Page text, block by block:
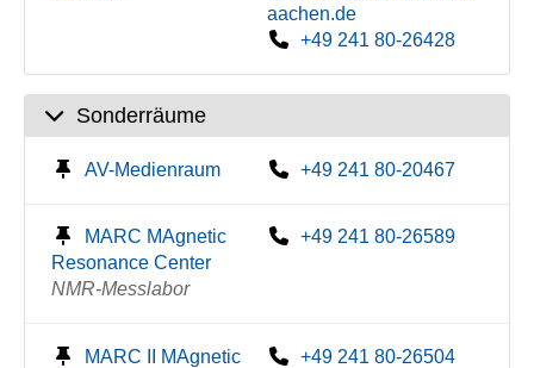
aachen.de
+49 241 80-26428
Sonderräume
AV-Medienraum +49 241 80-20467
MARC MAgnetic
Resonance Center
NMR-Messlabor
+49 241 80-26589
MARC II MAgnetic
+49 241 80-26504